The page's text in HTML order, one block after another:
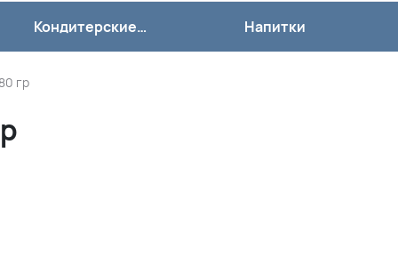
Кондитерские
изделия
Напитки
гр